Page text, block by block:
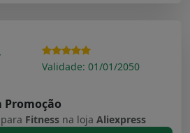
Validade: 01/01/2050
Promoção
Fitness na loja Aliexpress